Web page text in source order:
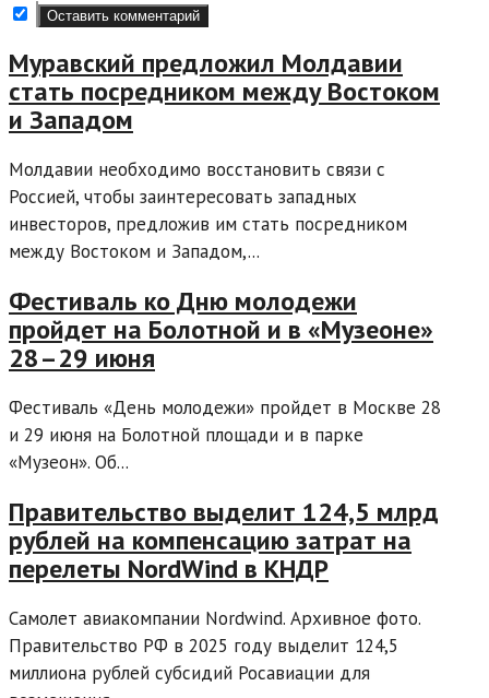
Муравский предложил Молдавии
стать посредником между Востоком
и Западом
Молдавии необходимо восстановить связи с
Россией, чтобы заинтересовать западных
инвесторов, предложив им стать посредником
между Востоком и Западом,...
Фестиваль ко Дню молодежи
пройдет на Болотной и в «Музеоне»
28–29 июня
Фестиваль «День молодежи» пройдет в Москве 28
и 29 июня на Болотной площади и в парке
«Музеон». Об...
Правительство выделит 124,5 млрд
рублей на компенсацию затрат на
перелеты NordWind в КНДР
Самолет авиакомпании Nordwind. Архивное фото.
Правительство РФ в 2025 году выделит 124,5
миллиона рублей субсидий Росавиации для